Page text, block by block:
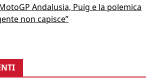
Andalusia, Puig e la polemica
non capisce”